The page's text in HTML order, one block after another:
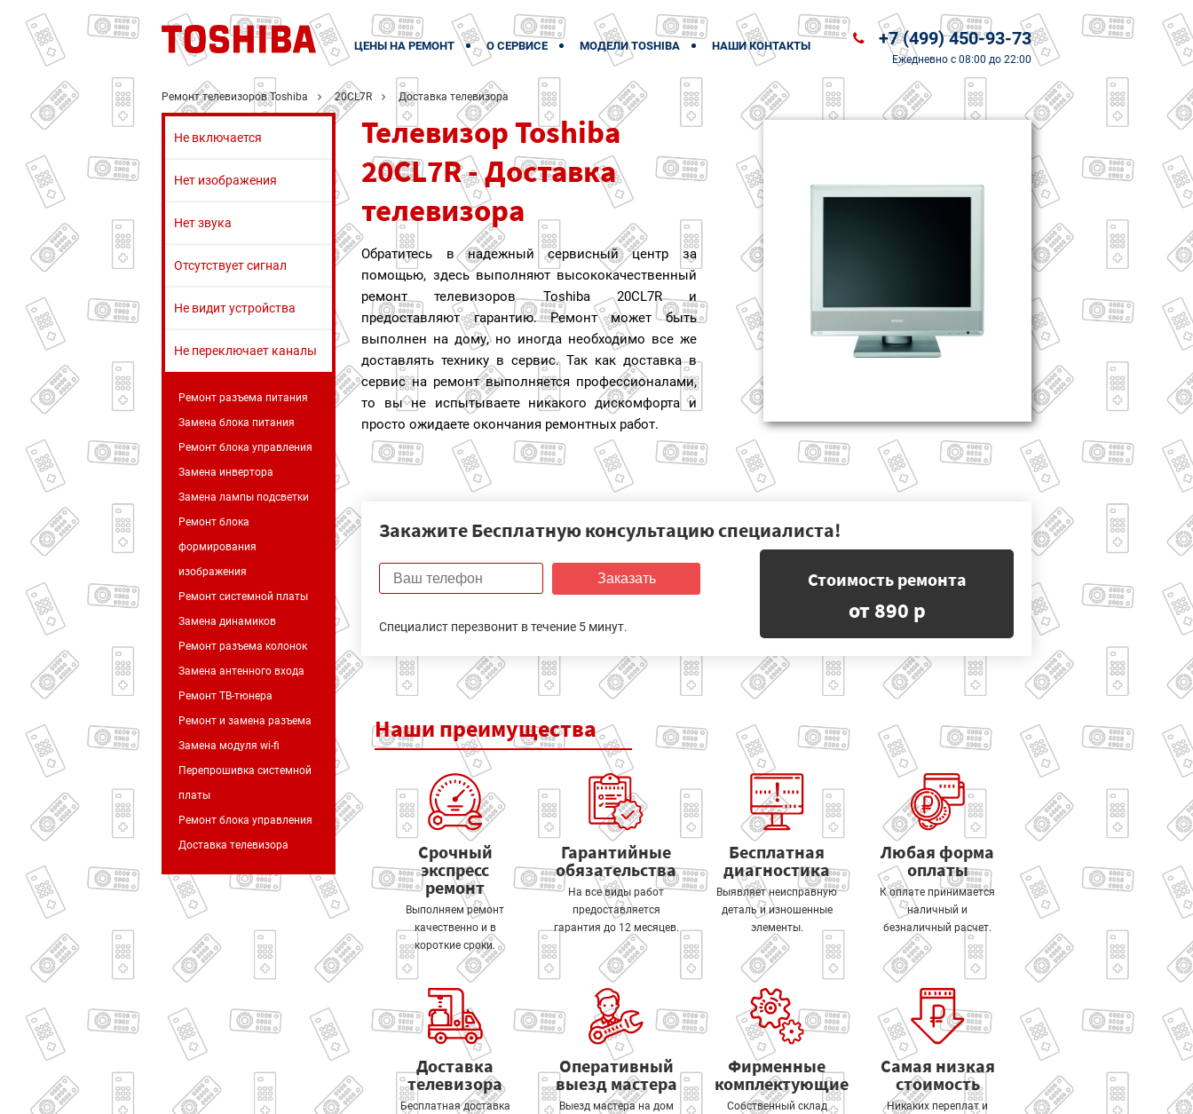
ЦЕНЫ НА РЕМОНТ О СЕРВИСЕ МОДЕЛИ TOSHIBA НАШИ КОНТАКТЫ +7 (499) 450-93-73
Ежедневно с 08:00 до 22:00
Ремонт телевизоров Toshiba 20CL7R Доставка телевизора
Не включается
Нет изображения
Нет звука
Отсутствует сигнал
Не видит устройства
Не переключает каналы
Ремонт разъема питания
Замена блока питания
Ремонт блока управления
Замена инвертора
Замена лампы подсветки
Ремонт блока
формирования
изображения
Ремонт системной платы
Замена динамиков
Ремонт разъема колонок
Замена антенного входа
Ремонт ТВ-тюнера
Ремонт и замена разъема
Замена модуля wi-fi
Перепрошивка системной
платы
Ремонт блока управления
Доставка телевизора
Телевизор Toshiba
20CL7R - Доставка
телевизора
Обратитесь в надежный сервисный центр за
помощью, здесь выполняют высококачественный
ремонт телевизоров Toshiba 20CL7R и
предоставляют гарантию. Ремонт может быть
выполнен на дому, но иногда необходимо все же
доставлять технику в сервис. Так как доставка в
сервис на ремонт выполняется профессионалами,
то вы не испытываете никакого дискомфорта и
просто ожидаете окончания ремонтных работ.
Закажите Бесплатную консультацию специалиста!
Стоимость ремонта
от 890 р
Заказать
Специалист перезвонит в течение 5 минут.
Наши преимущества
Срочный
экспресс
ремонт
Выполняем ремонт
качественно и в
короткие сроки.
Гарантийные
обязательства
На все виды работ
предоставляется
гарантия до 12 месяцев.
Бесплатная
диагностика
Выявляет неисправную
деталь и изношенные
элементы.
Любая форма
оплаты
К оплате принимается
наличный и
безналичный расчет.
Доставка
телевизора
Бесплатная доставка
Оперативный
выезд мастера
Выезд мастера на дом
Фирменные
комплектующие
Собственный склад
Самая низкая
стоимость
Никаких переплат и